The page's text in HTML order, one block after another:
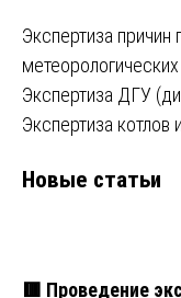
записям
Экспертиза
Экспертиза ДГУ
Экспертиза котлов
Новые статьи
🟥 Проведение